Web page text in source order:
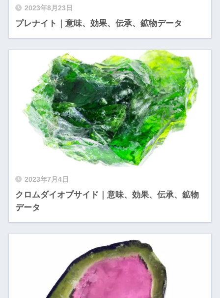
2023年8月23日
プレナイト｜意味、効果、伝承、鉱物データ
2023年7月4日
クロムダイオプサイド｜意味、効果、伝承、鉱物
データ